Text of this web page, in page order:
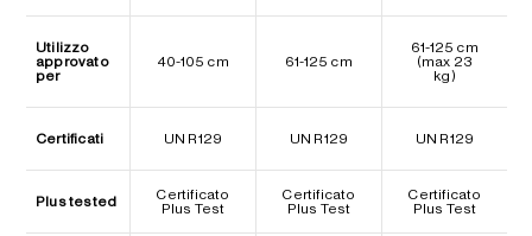
Utilizzo
approvato
per
40-105 cm 61-125 cm
61-125 cm
(max 23
kg)
Certificati UN R129 UN R129 UN R129
Plus tested
Certificato
Plus Test
Certificato
Plus Test
Certificato
Plus Test